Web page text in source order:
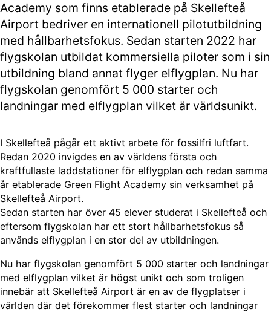
Academy som finns etablerade på Skellefteå
Airport bedriver en internationell pilotutbildning
med hållbarhetsfokus. Sedan starten 2022 har
flygskolan utbildat kommersiella piloter som i sin
utbildning bland annat flyger elflygplan. Nu har
flygskolan genomfört 5 000 starter och
landningar med elflygplan vilket är världsunikt.
I Skellefteå pågår ett aktivt arbete för fossilfri luftfart.
Redan 2020 invigdes en av världens första och
kraftfullaste laddstationer för elflygplan och redan samma
år etablerade Green Flight Academy sin verksamhet på
Skellefteå Airport.
Sedan starten har över 45 elever studerat i Skellefteå och
eftersom flygskolan har ett stort hållbarhetsfokus så
används elflygplan i en stor del av utbildningen.
Nu har flygskolan genomfört 5 000 starter och landningar
med elflygplan vilket är högst unikt och som troligen
innebär att Skellefteå Airport är en av de flygplatser i
världen där det förekommer flest starter och landningar